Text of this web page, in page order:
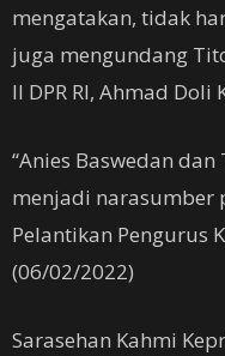
mengatakan, tidak
juga mengundang
II DPR RI, Ahmad
“Anies Baswedan
menjadi narasumber
Pelantikan Pengurus
(06/02/2022)
Sarasehan Kahmi